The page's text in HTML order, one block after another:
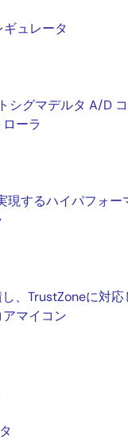
ュレータ
シグマデルタ A/D
ーラ
現するハイパフォー
、TrustZoneに対応
マイコン